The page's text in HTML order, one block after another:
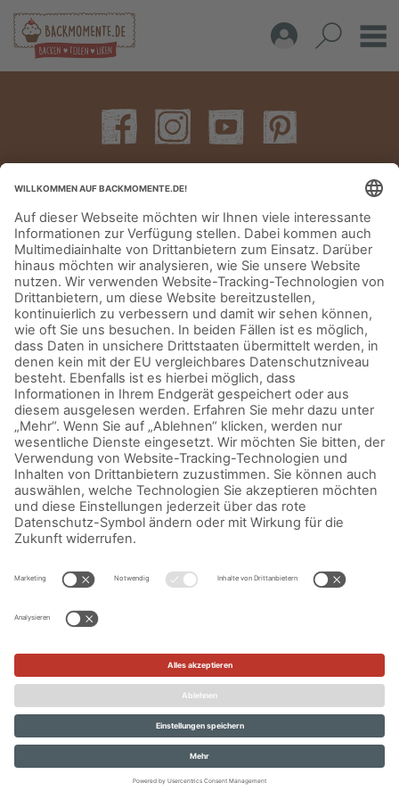
IMPRESSUM DATENSCHUTZERKLÄRUNG AGB KONTAKT
© Aurora Mühlen GmbH - Trettaustraße 49 – D-21107 Hamburg